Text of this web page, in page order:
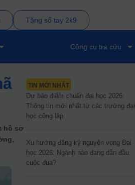
Tặng sổ tay 2k9
Công cụ tra cứu
hồ sơ
TIN MỚI NHẤT
Dự báo điểm chuẩn đại học 2026:
Thông tin mới nhất từ các trường đại
học công lập
Xu hướng đăng ký nguyện vọng Đại
học 2026: Ngành nào đang dẫn đầu
cuộc đua?